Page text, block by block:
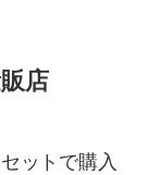
店
ットで購入